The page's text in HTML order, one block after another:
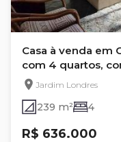
Casa à venda em
com 4 quartos,
Jardim Londres
239 m² 4
R$ 636.000